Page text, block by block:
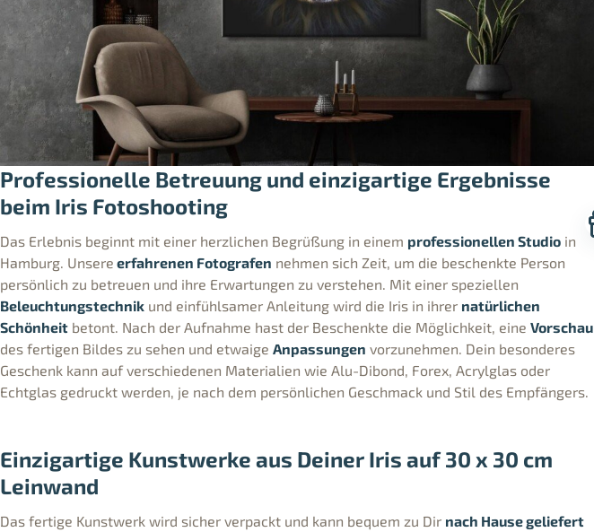
Professionelle Betreuung und einzigartige Ergebnisse
beim Iris Fotoshooting
Das Erlebnis beginnt mit einer herzlichen Begrüßung in einem professionellen Studio in
Hamburg. Unsere erfahrenen Fotografen nehmen sich Zeit, um die beschenkte Person
persönlich zu betreuen und ihre Erwartungen zu verstehen. Mit einer speziellen
Beleuchtungstechnik und einfühlsamer Anleitung wird die Iris in ihrer natürlichen
Schönheit betont. Nach der Aufnahme hast der Beschenkte die Möglichkeit, eine Vorschau
des fertigen Bildes zu sehen und etwaige Anpassungen vorzunehmen. Dein besonderes
Geschenk kann auf verschiedenen Materialien wie Alu-Dibond, Forex, Acrylglas oder
Echtglas gedruckt werden, je nach dem persönlichen Geschmack und Stil des Empfängers.
Einzigartige Kunstwerke aus Deiner Iris auf 30 x 30 cm
Leinwand
Das fertige Kunstwerk wird sicher verpackt und kann bequem zu Dir nach Hause geliefert